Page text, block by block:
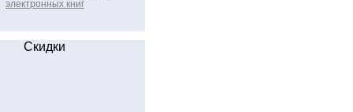
электронных книг
Скидки